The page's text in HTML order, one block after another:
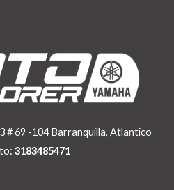
# 69 -104 Barranquilla, Atlantico
3183485471